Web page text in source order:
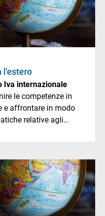
l'estero
Iva internazionale
le competenze in
e affrontare in modo
relative agli